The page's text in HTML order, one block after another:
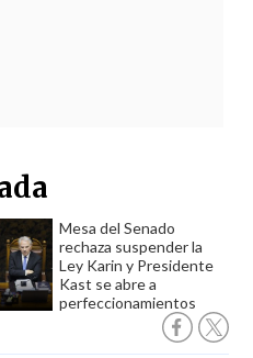
Mesa del Senado
rechaza suspender la
Ley Karin y Presidente
Kast se abre a
perfeccionamientos